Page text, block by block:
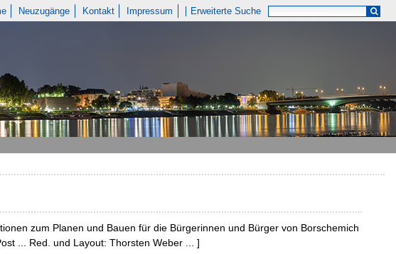
Neuzugänge Kontakt Impressum Erweiterte Suche
zum Planen und Bauen für die Bürgerinnen und Bürger von Borschemich
... Red. und Layout: Thorsten Weber ... ]